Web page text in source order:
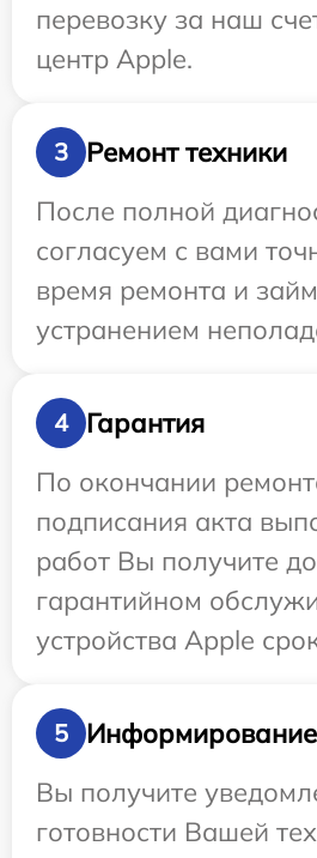
перевозку за наш
центр Apple.
3
Ремонт техники
После полной
согласуем с вами
время ремонта и
устранением
4
Гарантия
По окончании
подписания акта
работ Вы получите
гарантийном
устройства Apple
5
Информирование
Вы получите
готовности Вашей